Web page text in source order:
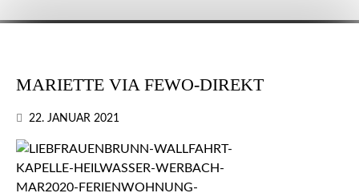
MARIETTE VIA FEWO-DIREKT
22. JANUAR 2021